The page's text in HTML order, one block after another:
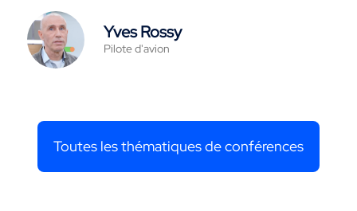
Yves Rossy
Pilote d'avion
Toutes les thématiques de conférences